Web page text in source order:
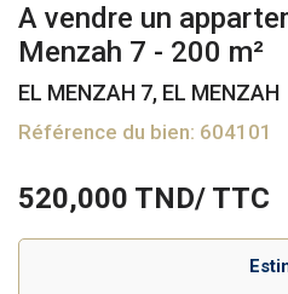
A vendre un
Menzah 7 - 200 m²
EL MENZAH 7, EL MENZAH
Référence du bien: 604101
520,000 TND/ TTC